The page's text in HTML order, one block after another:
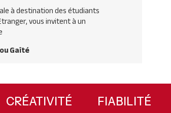
à destination des étudiants
vous invitent à un
Gaîté
CRÉATIVITÉ FIABILITÉ